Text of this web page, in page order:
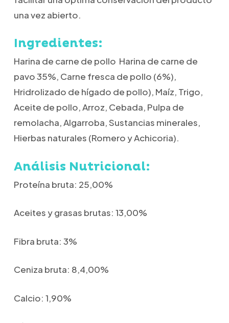
una vez abierto.
Ingredientes:
Harina de carne de pollo Harina de carne de
pavo 35%, Carne fresca de pollo (6%),
Hridrolizado de hígado de pollo), Maíz, Trigo,
Aceite de pollo, Arroz, Cebada, Pulpa de
remolacha, Algarroba, Sustancias minerales,
Hierbas naturales (Romero y Achicoria).
Análisis Nutricional:
Proteína bruta: 25,00%
Aceites y grasas brutas: 13,00%
Fibra bruta: 3%
Ceniza bruta: 8,4,00%
Calcio: 1,90%